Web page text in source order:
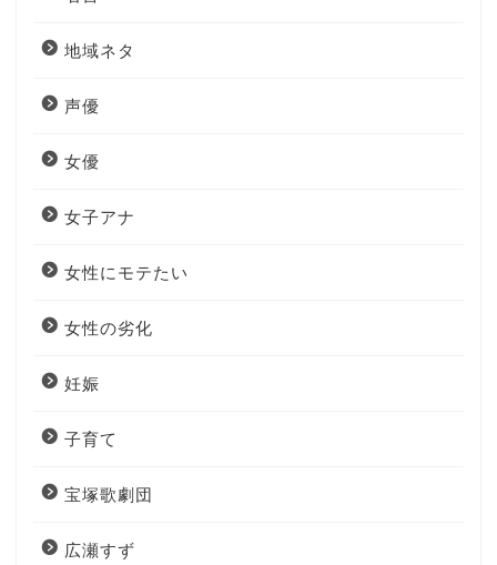
地域ネタ
声優
女優
女子アナ
女性にモテたい
女性の劣化
妊娠
子育て
宝塚歌劇団
広瀬すず